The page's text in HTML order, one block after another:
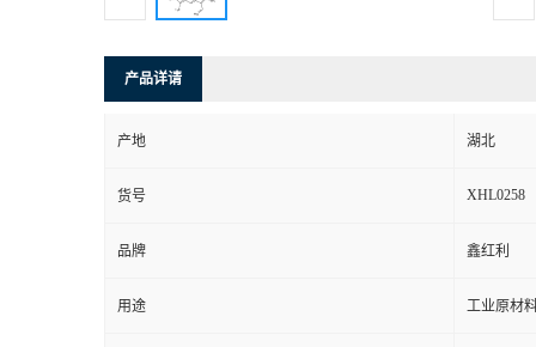
产品详请
产地 湖北
货号 XHL0258
品牌 鑫红利
用途 工业原材